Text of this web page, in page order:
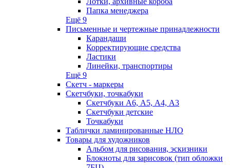
Папка менеджера
Ещё 9
Письменные и чертежные принадлежности
Карандаши
Корректирующие средства
Ластики
Линейки, транспортиры
Ещё 9
Скетч - маркеры
Скетчбуки, точкабуки
Скетчбуки А6, А5, А4, А3
Скетчбуки детские
Точкабуки
Таблички ламинированные НЛО
Товары для художников
Альбом для рисования, эскизники
Блокноты для зарисовок (тип обложки